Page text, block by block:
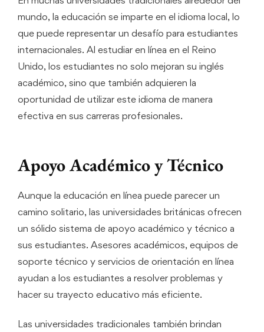
mundo, la educación se imparte en el idioma local, lo
que puede representar un desafío para estudiantes
internacionales. Al estudiar en línea en el Reino
Unido, los estudiantes no solo mejoran su inglés
académico, sino que también adquieren la
oportunidad de utilizar este idioma de manera
efectiva en sus carreras profesionales.
Apoyo Académico y Técnico
Aunque la educación en línea puede parecer un
camino solitario, las universidades británicas ofrecen
un sólido sistema de apoyo académico y técnico a
sus estudiantes. Asesores académicos, equipos de
soporte técnico y servicios de orientación en línea
ayudan a los estudiantes a resolver problemas y
hacer su trayecto educativo más eficiente.
Las universidades tradicionales también brindan